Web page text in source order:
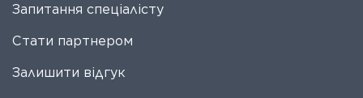
Запитання спеціалісту
Стати партнером
Залишити відгук